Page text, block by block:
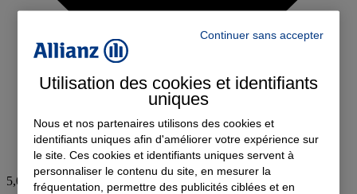
5,0
Continuer sans accepter
Utilisation des cookies et identifiants
uniques
Nous et nos partenaires utilisons des cookies et
identifiants uniques afin d'améliorer votre expérience sur
le site. Ces cookies et identifiants uniques servent à
personnaliser le contenu du site, en mesurer la
fréquentation, permettre des publicités ciblées et en